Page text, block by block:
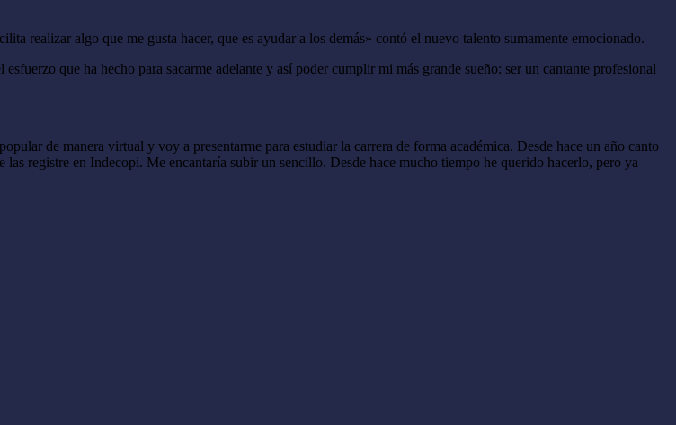
realizar algo que me gusta hacer, que es ayudar a los demás» contó el nuevo talento sumamente emocionado.
que ha hecho para sacarme adelante y así poder cumplir mi más grande sueño: ser un cantante profesional
de manera virtual y voy a presentarme para estudiar la carrera de forma académica. Desde hace un año canto
registre en Indecopi. Me encantaría subir un sencillo. Desde hace mucho tiempo he querido hacerlo, pero ya